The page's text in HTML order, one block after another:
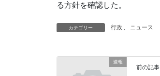
る方針を確認した。
カテゴリー 行政 、 ニュース
速報
前の記事